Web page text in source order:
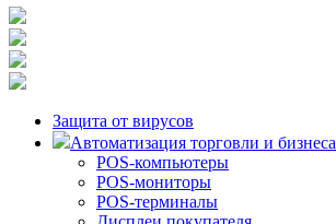
Защита от вирусов
Автоматизация торговли и бизнеса
POS-компьютеры
POS-мониторы
POS-терминалы